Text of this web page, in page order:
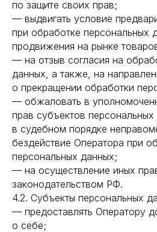
по защите своих прав;
— выдвигать условие
при обработке персональных
продвижения на рынке
— на отзыв согласия на
данных, а также, на
о прекращении обработки
— обжаловать в
прав субъектов
в судебном порядке
бездействие Оператора при
персональных данных;
— на осуществление иных
законодательством РФ.
4.2. Субъекты персональных
— предоставлять Оператору
о себе;